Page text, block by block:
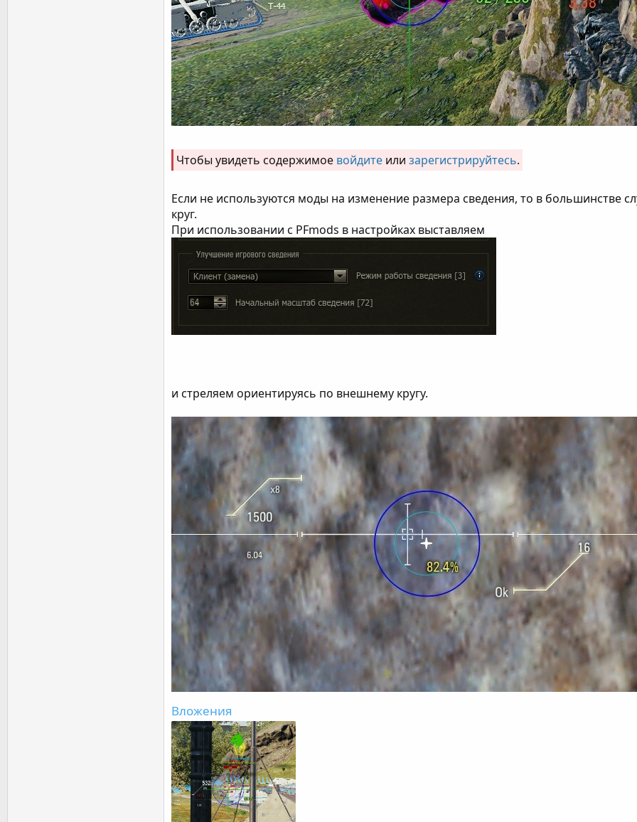
Чтобы увидеть содержимое войдите или зарегистрируйтесь.
Если не используются моды на изменение размера сведения, то в большинстве
круг.
При использовании с PFmods в настройках выставляем
и стреляем ориентируясь по внешнему кругу.
Вложения